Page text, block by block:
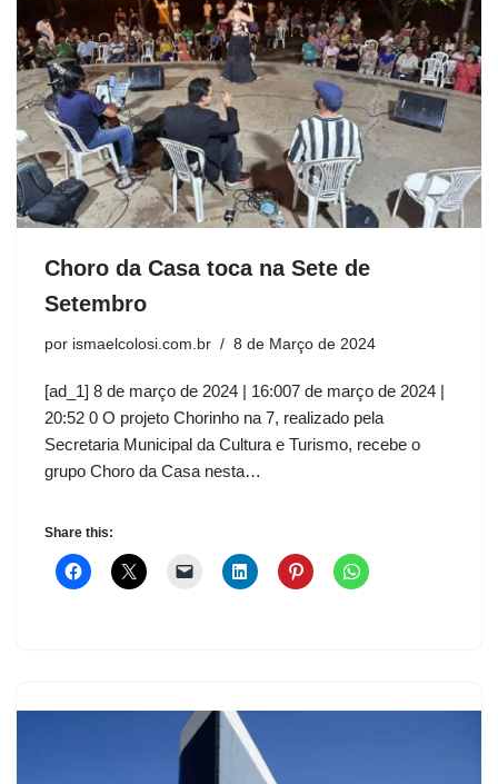
Choro da Casa toca na Sete de
Setembro
por ismaelcolosi.com.br 8 de Março de 2024
[ad_1] 8 de março de 2024 | 16:007 de março de 2024 |
20:52 0 O projeto Chorinho na 7, realizado pela
Secretaria Municipal da Cultura e Turismo, recebe o
grupo Choro da Casa nesta…
Share this: